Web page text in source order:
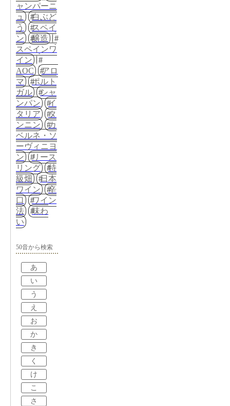
ャンパーニ
ュ
白ぶど
う
スペイ
ン
醸造
スペインワ
イン
AOC
アロ
マ
ポルト
ガル
シャ
ンパン
イ
タリア
タ
ンニン
カ
ベルネ・ソ
ーヴィニヨ
ン
リース
リング
特
級畑
日本
ワイン
辛
口
ワイン
法
味わ
い
50音から検索
あ
い
う
え
お
か
き
く
け
こ
さ